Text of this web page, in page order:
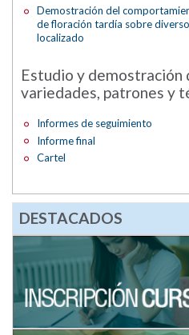
Demostración del
de floración tardía sobre
localizado
Estudio y
variedades, patrones y
Informes de seguimiento
Informe final
Cartel
DESTACADOS